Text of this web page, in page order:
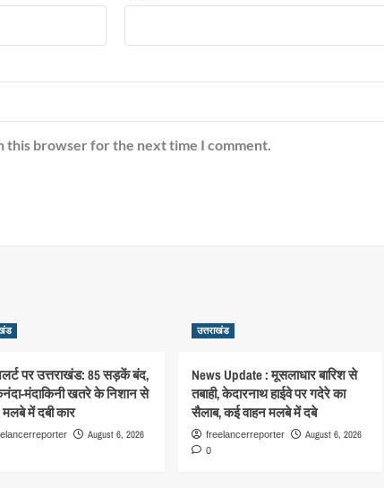
this browser for the next time I comment.
पर उत्तराखंड: 85 सड़कें बंद,
मंदाकिनी खतरे के निशान से
में दबी कार
August 6, 2026
उत्तराखंड
News Update : मूसलाधार बारिश से
तबाही, केदारनाथ हाईवे पर गदेरे का
सैलाब, कई वाहन मलबे में दबे
freelancerreporter August 6, 2026
0